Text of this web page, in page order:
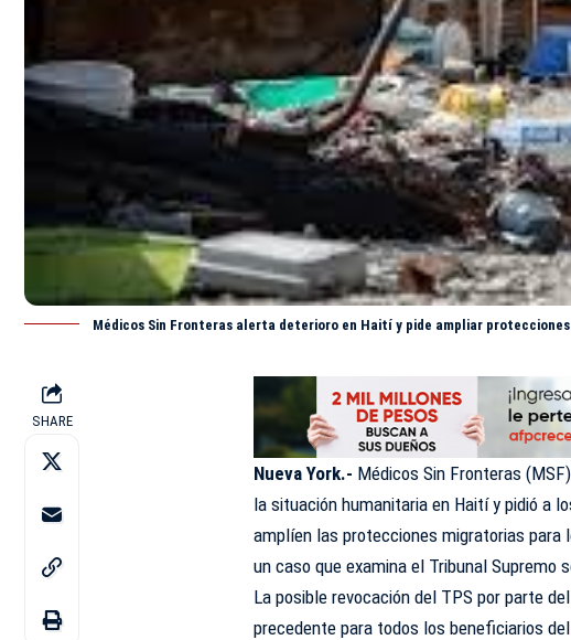
Médicos Sin Fronteras alerta deterioro en Haití y pide ampliar protecciones
SHARE
Nueva York.- Médicos Sin Fronteras
la situación humanitaria en Haití y pidió a
amplíen las protecciones migratorias para
un caso que examina el Tribunal
La posible revocación del TPS por parte
precedente para todos los beneficiarios